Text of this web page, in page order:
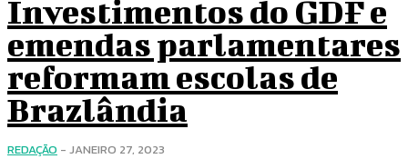
Investimentos do GDF e
emendas parlamentares
reformam escolas de
Brazlândia
REDAÇÃO - JANEIRO 27, 2023